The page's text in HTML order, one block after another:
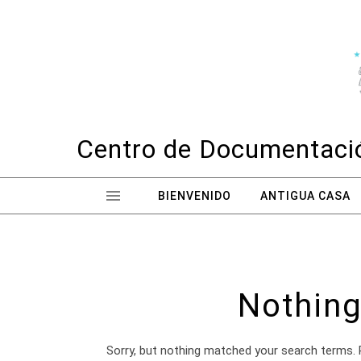
Centro de
BIENVENIDO ANTIGUA CASA
Sorry, but nothing matched your search